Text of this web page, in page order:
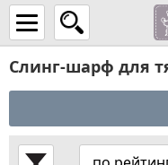
Слинг-шарф для